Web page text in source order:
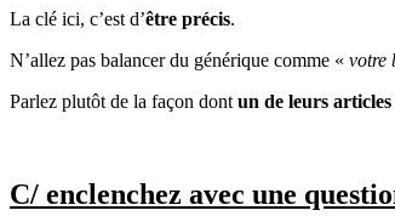
La clé ici, c’est d’être précis.
N’allez pas balancer du générique comme « votre
Parlez plutôt de la façon dont un de leurs articles
C/ enclenchez avec une